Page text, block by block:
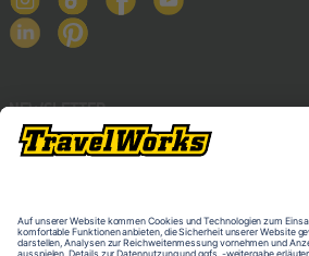
NEWSLETTER